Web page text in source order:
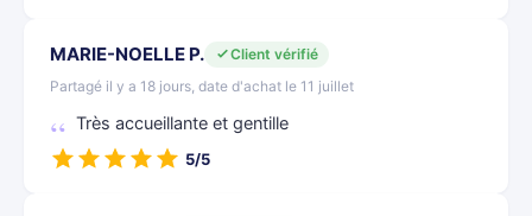
MARIE-NOELLE P.
Client vérifié
Partagé il y a 18 jours, date d'achat le 11 juillet
Très accueillante et gentille
5/5